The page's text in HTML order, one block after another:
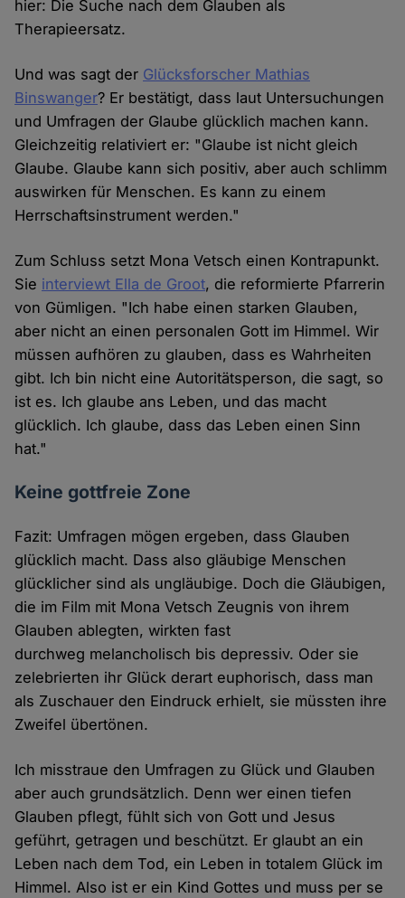
hier: Die Suche nach dem Glauben als
Therapieersatz.
Und was sagt der Glücksforscher Mathias
Binswanger? Er bestätigt, dass laut Untersuchungen
und Umfragen der Glaube glücklich machen kann.
Gleichzeitig relativiert er: "Glaube ist nicht gleich
Glaube. Glaube kann sich positiv, aber auch schlimm
auswirken für Menschen. Es kann zu einem
Herrschaftsinstrument werden."
Zum Schluss setzt Mona Vetsch einen Kontrapunkt.
Sie interviewt Ella de Groot, die reformierte Pfarrerin
von Gümligen. "Ich habe einen starken Glauben,
aber nicht an einen personalen Gott im Himmel. Wir
müssen aufhören zu glauben, dass es Wahrheiten
gibt. Ich bin nicht eine Autoritätsperson, die sagt, so
ist es. Ich glaube ans Leben, und das macht
glücklich. Ich glaube, dass das Leben einen Sinn
hat."
Keine gottfreie Zone
Fazit: Umfragen mögen ergeben, dass Glauben
glücklich macht. Dass also gläubige Menschen
glücklicher sind als ungläubige. Doch die Gläubigen,
die im Film mit Mona Vetsch Zeugnis von ihrem
Glauben ablegten, wirkten fast
durchweg melancholisch bis depressiv. Oder sie
zelebrierten ihr Glück derart euphorisch, dass man
als Zuschauer den Eindruck erhielt, sie müssten ihre
Zweifel übertönen.
Ich misstraue den Umfragen zu Glück und Glauben
aber auch grundsätzlich. Denn wer einen tiefen
Glauben pflegt, fühlt sich von Gott und Jesus
geführt, getragen und beschützt. Er glaubt an ein
Leben nach dem Tod, ein Leben in totalem Glück im
Himmel. Also ist er ein Kind Gottes und muss per se